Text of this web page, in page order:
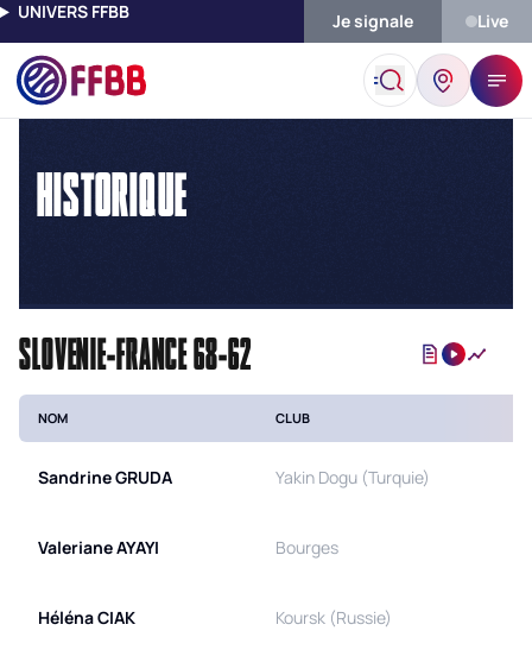
UNIVERS FFBB Je signale Live
Accueil Historique
HISTORIQUE
SLOVENIE-FRANCE 68-62
NOM CLUB
SandrineGRUDA Yakin Dogu (Turquie)
ValerianeAYAYI Bourges
HélénaCIAK Koursk (Russie)